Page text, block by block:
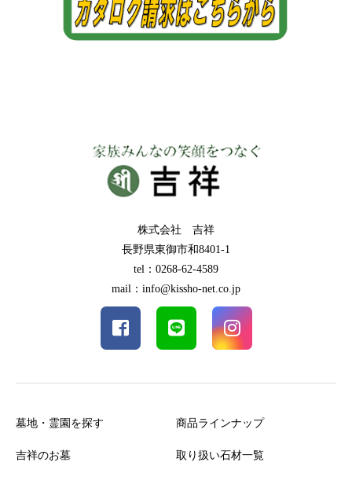
株式会社 吉祥
長野県東御市和8401-1
tel：0268-62-4589
mail：info@kissho-net.co.jp
墓地・霊園を探す
吉祥のお墓
商品ラインナップ
取り扱い石材一覧